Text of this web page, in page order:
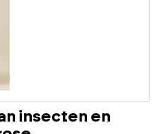
insecten en